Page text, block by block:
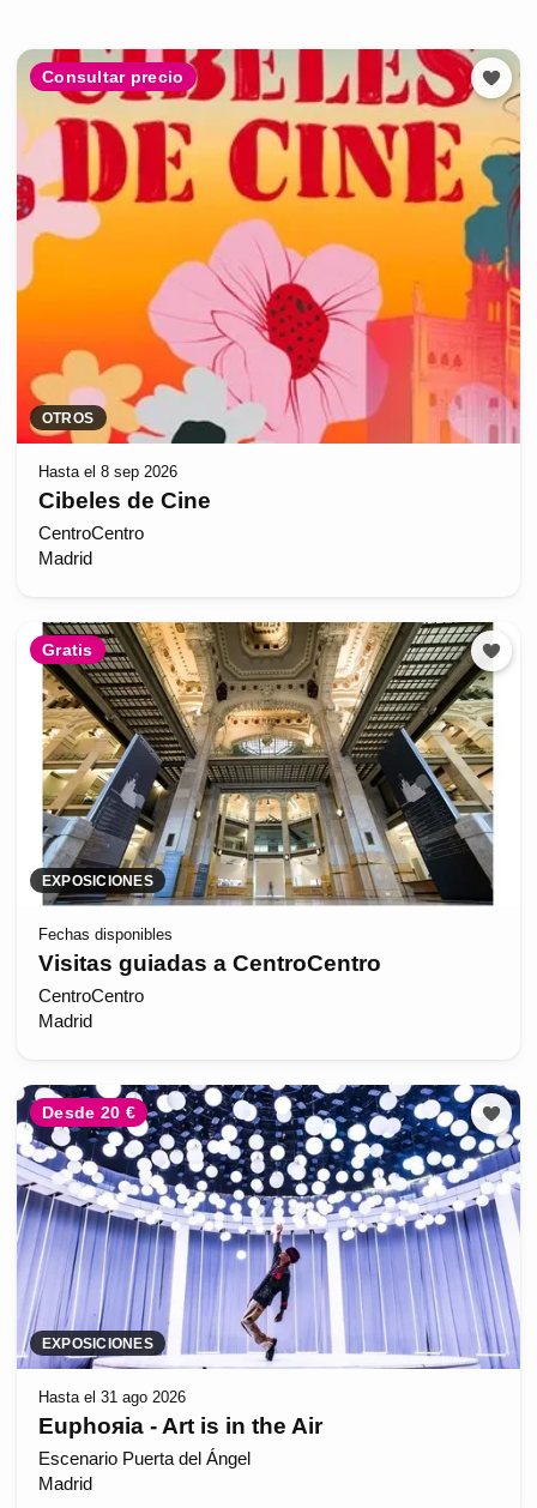
Consultar precio
OTROS
Hasta el 8 sep 2026
Cibeles de Cine
CentroCentro
Madrid
Gratis
EXPOSICIONES
Fechas disponibles
Visitas guiadas a CentroCentro
CentroCentro
Madrid
Desde 20 €
EXPOSICIONES
Hasta el 31 ago 2026
Euphoяia - Art is in the Air
Escenario Puerta del Ángel
Madrid